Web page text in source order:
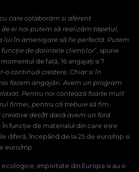
care colaborăm si aferent
ei noi putem să realizăm tapetul,
lui în amenajare să fie perfectă. Putem
de dorințele clienților”, spune
de față, 16 angajați si 7
o continuă crestere. Chiar si în
facem angajări. Avem un program
Pentru noi contează foarte mult
firmei, pentru că trebuie să fim
decât dacă avem un ford
În funcție de materialul din care esre
diferă, începând de la 25 de euro/mp si
euro/mp.
importate din Europa si au o